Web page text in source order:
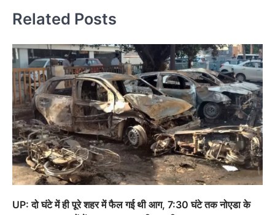
Related Posts
UP: दो घंटे में ही पूरे शहर में फैल गई थी आग, 7:30 घंटे तक नोएडा के